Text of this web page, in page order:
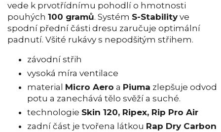
vede k prvotřídnímu pohodlí o hmotnosti
pouhých 100 gramů. Systém S-Stability ve
spodní přední části dresu zaručuje optimální
padnutí. Všité rukávy s nepodšitým střihem.
závodní střih
vysoká míra ventilace
material Micro Aero a Piuma zlepšuje odvod
potu a zanechává tělo svěží a suché.
technologie Skin 120, Ripex, Rip Pro Air
zadní část je tvořena látkou Rap Dry Carbon